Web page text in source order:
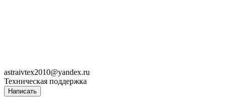
astraivtex2010@yandex.ru
Техническая поддержка
Написать